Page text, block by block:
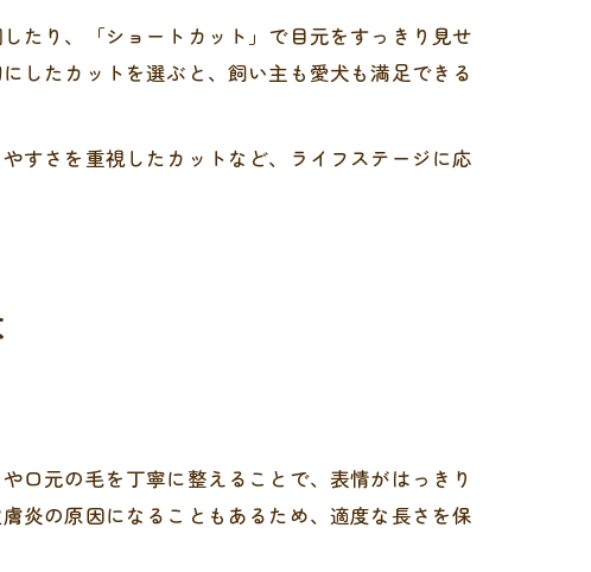
たり、「ショートカット」で目元をすっきり見せ
したカットを選ぶと、飼い主も愛犬も満足できる
すさを重視したカットなど、ライフステージに応
口元の毛を丁寧に整えることで、表情がはっきり
炎の原因になることもあるため、適度な長さを保